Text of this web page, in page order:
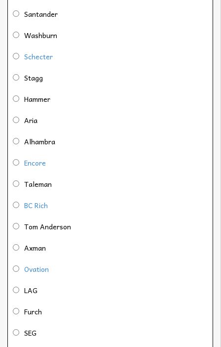
Santander
Washburn
Schecter
Stagg
Hammer
Aria
Alhambra
Encore
Taleman
BC Rich
Tom Anderson
Axman
Ovation
LAG
Furch
SEG